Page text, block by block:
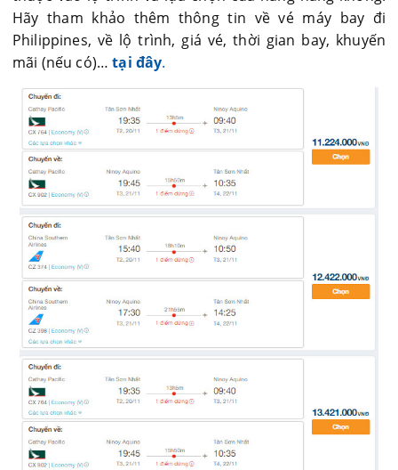
Hãy tham khảo thêm thông tin về vé máy bay đi
Philippines, về lộ trình, giá vé, thời gian bay, khuyến
mãi (nếu có)… tại đây.